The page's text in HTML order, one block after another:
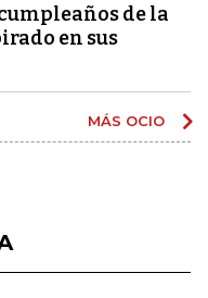
de la
en sus
MÁS OCIO